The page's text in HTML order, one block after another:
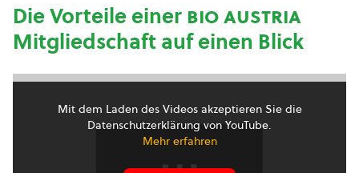
Die Vorteile einerbio austria
Mitgliedschaft auf einen Blick
Mit dem Laden des Videos akzeptieren Sie die
Datenschutzerklärung von YouTube.
Mehr erfahren